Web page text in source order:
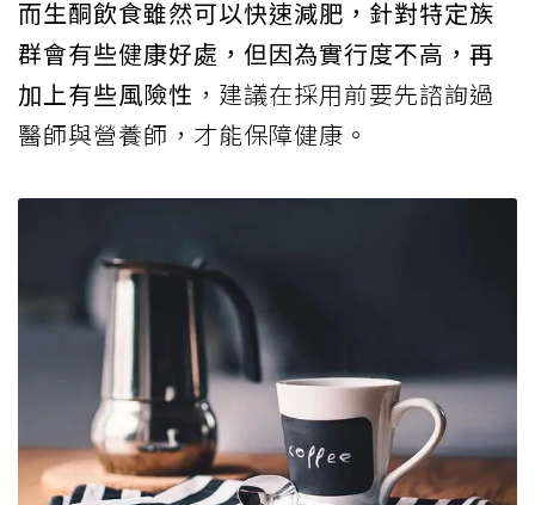
而生酮飲食雖然可以快速減肥，針對特定族
群會有些健康好處，但因為實行度不高，再
加上有些風險性 ，建議在採用前要先諮詢過
醫師與營養師，才能保障健康。